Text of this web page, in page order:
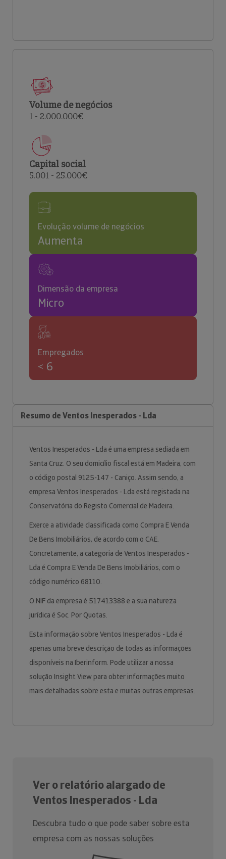
Volume de negócios
1 - 2.000.000€
Capital social
5.001 - 25.000€
Evolução volume de negócios
Aumenta
Dimensão da empresa
Micro
Empregados
< 6
Resumo de Ventos Inesperados - Lda
Ventos Inesperados - Lda é uma empresa sediada em
Santa Cruz. O seu domicílio fiscal está em Madeira, com
o código postal 9125-147 - Caniço. Assim sendo, a
empresa Ventos Inesperados - Lda está registada na
Conservatória do Registo Comercial de Madeira.
Exerce a atividade classificada como Compra E Venda
De Bens Imobiliários, de acordo com o CAE.
Concretamente, a categoria de Ventos Inesperados -
Lda é Compra E Venda De Bens Imobiliários, com o
código numérico 68110.
O NIF da empresa é 517413388 e a sua natureza
jurídica é Soc. Por Quotas.
Esta informação sobre Ventos Inesperados - Lda é
apenas uma breve descrição de todas as informações
disponíveis na Iberinform. Pode utilizar a nossa
solução Insight View para obter informações muito
mais detalhadas sobre esta e muitas outras empresas.
Ver o relatório alargado de
Ventos Inesperados - Lda
Descubra tudo o que pode saber sobre esta
empresa com as nossas soluções